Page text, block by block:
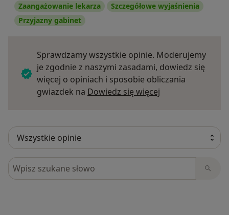
Zaangażowanie lekarza
Szczegółowe wyjaśnienia
Przyjazny gabinet
Sprawdzamy wszystkie opinie. Moderujemy
je zgodnie z naszymi zasadami, dowiedz się
więcej o opiniach i sposobie obliczania
gwiazdek na Dowiedz się więcej
Szukaj w opiniach